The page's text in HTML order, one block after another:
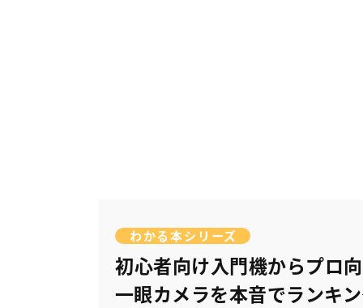
わかる本シリーズ
初心者向け入門機からプロ
一眼カメラを本音でランキ